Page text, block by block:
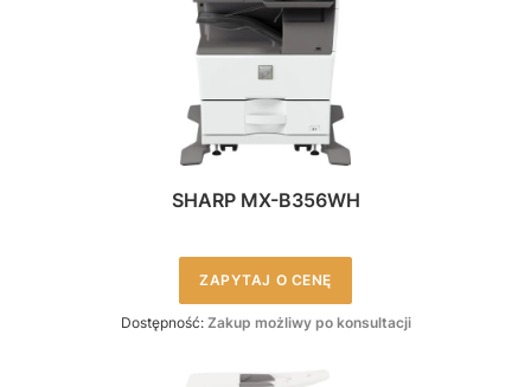
SHARP MX-B356WH
ZAPYTAJ O CENĘ
Dostępność: Zakup możliwy po konsultacji